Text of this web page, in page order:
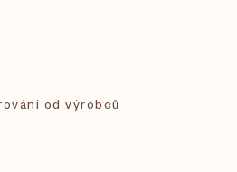
od výrobců